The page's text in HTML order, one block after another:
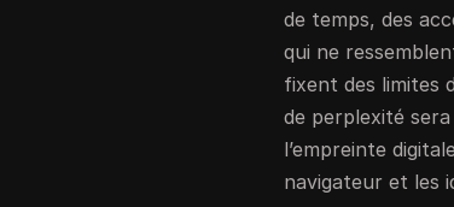
de temps, des
qui ne
fixent des limites
de perplexité
l’empreinte
navigateur et les